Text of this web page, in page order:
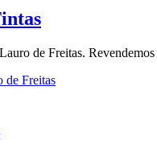
de Freitas. Revendemos
de Freitas